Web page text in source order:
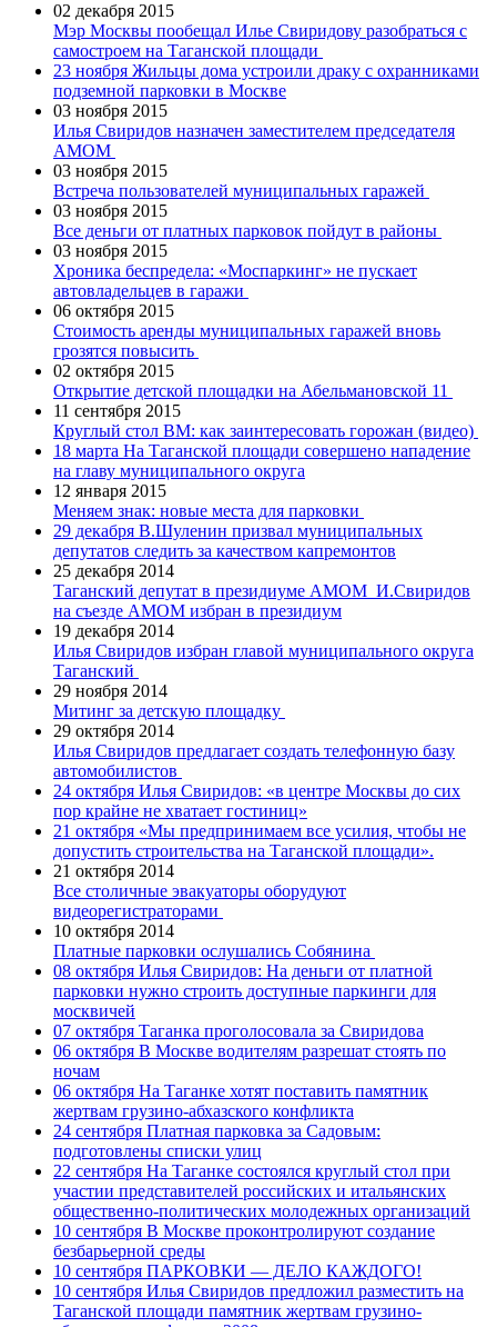
02 декабря 2015
Мэр Москвы пообещал Илье Свиридову разобраться с
самостроем на Таганской площади
23 ноября Жильцы дома устроили драку с охранниками
подземной парковки в Москве
03 ноября 2015
Илья Свиридов назначен заместителем председателя
АМОМ
03 ноября 2015
Встреча пользователей муниципальных гаражей
03 ноября 2015
Все деньги от платных парковок пойдут в районы
03 ноября 2015
Хроника беспредела: «Моспаркинг» не пускает
автовладельцев в гаражи
06 октября 2015
Стоимость аренды муниципальных гаражей вновь
грозятся повысить
02 октября 2015
Открытие детской площадки на Абельмановской 11
11 сентября 2015
Круглый стол ВМ: как заинтересовать горожан (видео)
18 марта На Таганской площади совершено нападение
на главу муниципального округа
12 января 2015
Меняем знак: новые места для парковки
29 декабря В.Шуленин призвал муниципальных
депутатов следить за качеством капремонтов
25 декабря 2014
Таганский депутат в президиуме АМОМ И.Свиридов
на съезде АМОМ избран в президиум
19 декабря 2014
Илья Свиридов избран главой муниципального округа
Таганский
29 ноября 2014
Митинг за детскую площадку
29 октября 2014
Илья Свиридов предлагает создать телефонную базу
автомобилистов
24 октября Илья Свиридов: «в центре Москвы до сих
пор крайне не хватает гостиниц»
21 октября «Мы предпринимаем все усилия, чтобы не
допустить строительства на Таганской площади».
21 октября 2014
Все столичные эвакуаторы оборудуют
видеорегистраторами
10 октября 2014
Платные парковки ослушались Собянина
08 октября Илья Свиридов: На деньги от платной
парковки нужно строить доступные паркинги для
москвичей
07 октября Таганка проголосовала за Свиридова
06 октября В Москве водителям разрешат стоять по
ночам
06 октября На Таганке хотят поставить памятник
жертвам грузино-абхазского конфликта
24 сентября Платная парковка за Садовым:
подготовлены списки улиц
22 сентября На Таганке состоялся круглый стол при
участии представителей российских и итальянских
общественно-политических молодежных организаций
10 сентября В Москве проконтролируют создание
безбарьерной среды
10 сентября ПАРКОВКИ — ДЕЛО КАЖДОГО!
10 сентября Илья Свиридов предложил разместить на
Таганской площади памятник жертвам грузино-